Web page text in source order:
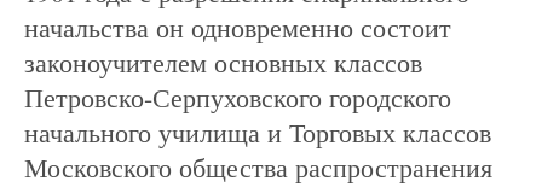
начальства он одновременно состоит
законоучителем основных классов
Петровско-Серпуховского городского
начального училища и Торговых классов
Московского общества распространения